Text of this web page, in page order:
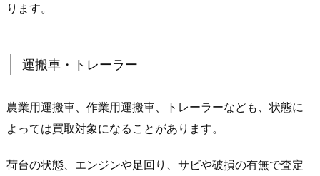
ります。
運搬車・トレーラー
農業用運搬車、作業用運搬車、トレーラーなども、状態に
よっては買取対象になることがあります。
荷台の状態、エンジンや足回り、サビや破損の有無で査定